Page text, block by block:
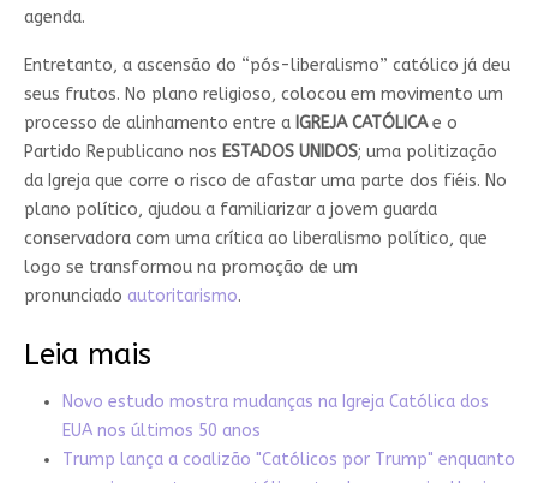
agenda.
Entretanto, a ascensão do “pós-liberalismo” católico já deu
seus frutos. No plano religioso, colocou em movimento um
processo de alinhamento entre a IGREJA CATÓLICAe o
Partido Republicano nos ESTADOS UNIDOS; uma politização
da Igreja que corre o risco de afastar uma parte dos fiéis. No
plano político, ajudou a familiarizar a jovem guarda
conservadora com uma crítica ao liberalismo político, que
logo se transformou na promoção de um
pronunciado autoritarismo.
Leia mais
Novo estudo mostra mudanças na Igreja Católica dos
EUA nos últimos 50 anos
Trump lança a coalizão "Católicos por Trump" enquanto